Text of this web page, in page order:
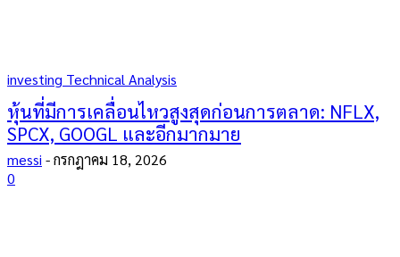
investing Technical Analysis
หุ้นที่มีการเคลื่อนไหวสูงสุดก่อนการตลาด: NFLX,
SPCX, GOOGL และอีกมากมาย
messi -กรกฎาคม 18, 2026
0